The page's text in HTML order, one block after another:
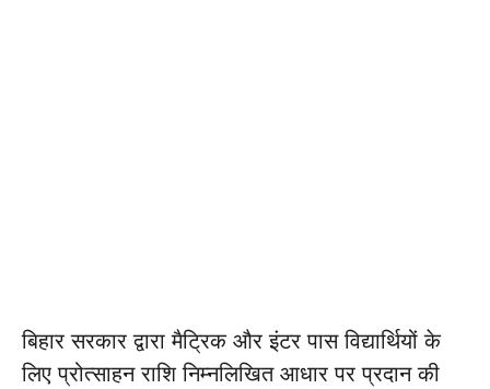
बिहार सरकार द्वारा मैट्रिक और इंटर पास विद्यार्थियों के
लिए प्रोत्साहन राशि निम्नलिखित आधार पर प्रदान की